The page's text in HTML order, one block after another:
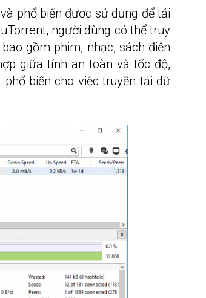
phổ biến được sử dụng để tải
người dùng có thể truy
gồm phim, nhạc, sách điện
giữa tính an toàn và tốc độ,
biến cho việc truyền tải dữ